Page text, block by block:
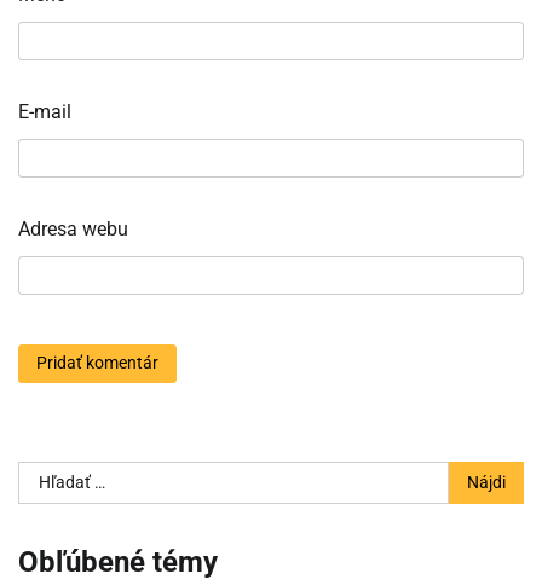
E-mail
Adresa webu
Hľadať:
Obľúbené témy